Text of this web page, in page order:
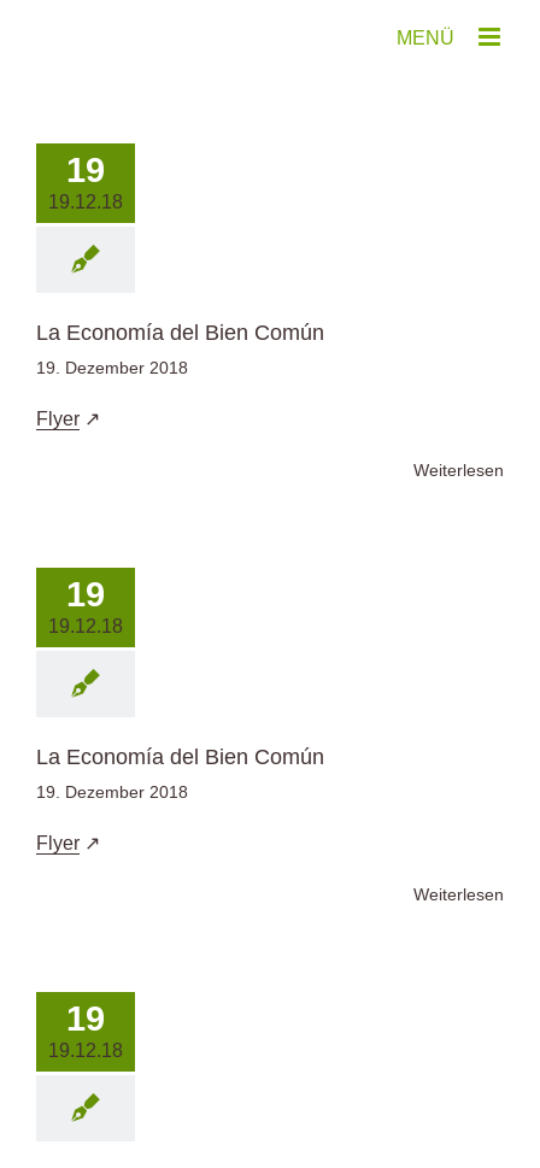
19
19.12.18
La Economía del Bien Común
19. Dezember 2018
Flyer
Weiterlesen
19
19.12.18
La Economía del Bien Común
19. Dezember 2018
Flyer
Weiterlesen
19
19.12.18